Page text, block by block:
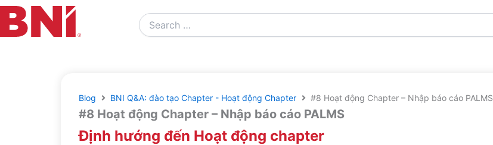
Search
…
Blog BNI Q&A: đào tạo Chapter - Hoạt động Chapter #8 Hoạt động Chapter – Nhập báo cáo PALMS
#8 Hoạt động Chapter – Nhập báo cáo PALMS
Định hướng đến Hoạt động chapter